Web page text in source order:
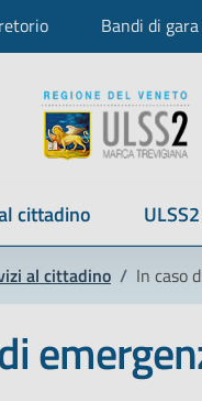
Bandi di
cittadino
al cittadino / In caso